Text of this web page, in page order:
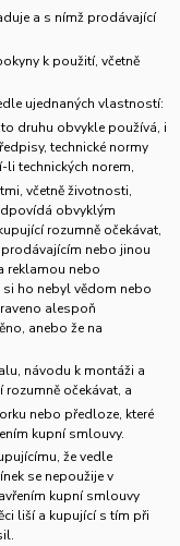
a s nímž prodávající
k použití, včetně
ujednaných vlastností:
druhu obvykle používá, i
technické normy
li technických norem,
včetně životnosti,
obvyklým
rozumně očekávat,
nebo jinou
reklamou nebo
ho nebyl vědom nebo
alespoň
anebo že na
návodu k montáži a
očekávat, a
nebo předloze, které
kupní smlouvy.
že vedle
se nepoužije v
kupní smlouvy
liší a kupující s tím při